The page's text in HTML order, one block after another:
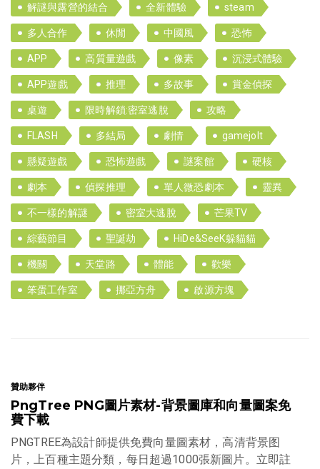
解謎與露營的結合 全新體驗 steam
多人合作 休閒 中國風 恐怖
APP 高質量遊戲 像素 沉浸式體驗
APP遊戲 推理 多故事 賞金偵探
桌遊 限時解鎖:密室逃脫 攻略
FLASH 多結局 劇情 gamejolt
懸疑遊戲 恐怖遊戲 謎案館 硬核
劇本 偵探推理 單人微恐劇本 靈異
不一樣的解謎 密室大逃脫 芒果TV
綜藝節目 聖誕劫 HiDe&SeeK躲貓貓
機關 天堂路 體能 歡樂
笨蛋工作室 挪亞方舟 啟源方塊
贊助夥伴
PngTree PNG圖片素材-背景圖庫和向量圖案免
費下載
PNGTREE為設計師提供免費向量圖素材，高清背景图
片，上百種主題分類，每日超過1000張新圖片。立即註